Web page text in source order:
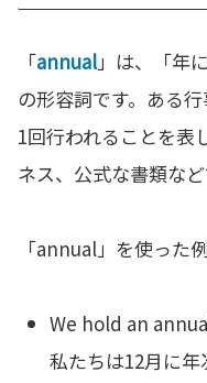
「annual」は、「年
の形容詞です。ある
1回行われることを表
ネス、公式な書類など
「annual」を使った
We hold an
私たちは12月に年